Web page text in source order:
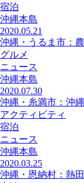
宿泊
沖縄本島
2020.05.21
沖縄・うるま市：
グルメ
ニュース
沖縄本島
2020.07.30
沖縄・糸満市：沖
アクティビティ
宿泊
ニュース
沖縄本島
2020.03.25
沖縄・恩納村：熱